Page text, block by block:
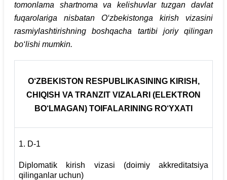
tomonlama shartnoma va kelishuvlar tuzgan davlat
fuqarolariga nisbatan O‘zbekistonga kirish vizasini
rasmiylashtirishning boshqacha tartibi joriy qilingan
bo‘lishi mumkin.
O‘ZBEKISTON RESPUBLIKASINING KIRISH,
CHIQISH VA TRANZIT VIZALARI (ELEKTRON
BO‘LMAGAN) TOIFALARINING RO‘YXATI
1. D-1
Diplomatik kirish vizasi (doimiy akkreditatsiya
qilinganlar uchun)